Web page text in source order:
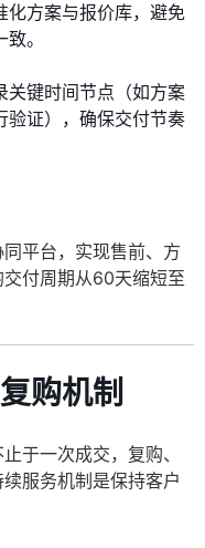
化方案与报价库，避免
。
关键时间节点（如方案
验证），确保交付节奏
平台，实现售前、方
付周期从60天缩短至
购机制
于一次成交，复购、
服务机制是保持客户